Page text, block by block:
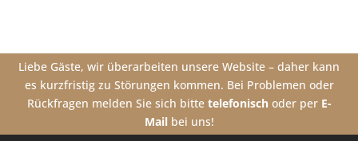
Liebe Gäste, wir überarbeiten unsere Website – daher kann
es kurzfristig zu Störungen kommen. Bei Problemen oder
Rückfragen melden Sie sich bitte telefonisch oder per E-
Mail bei uns!